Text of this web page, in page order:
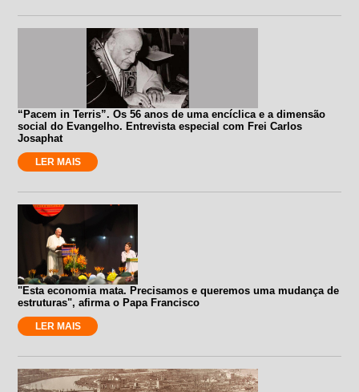
“Pacem in Terris”. Os 56 anos de uma encíclica e a dimensão
social do Evangelho. Entrevista especial com Frei Carlos
Josaphat
LER MAIS
"Esta economia mata. Precisamos e queremos uma mudança de
estruturas", afirma o Papa Francisco
LER MAIS